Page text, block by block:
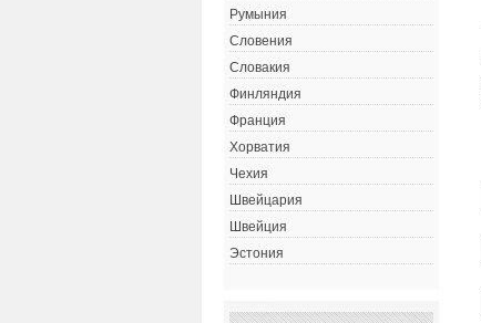
Румыния
Словения
Словакия
Финляндия
Франция
Хорватия
Чехия
Швейцария
Швейция
Эстония